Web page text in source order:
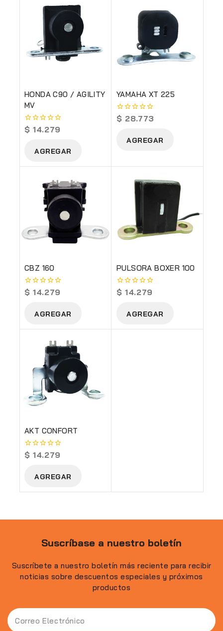
HONDA C90 / AGILITY
MV
0
out
$ 14.279
AGREGAR
YAMAHA XT 225
0
out
$ 28.773
AGREGAR
CBZ 160
0
out
$ 14.279
AGREGAR
PULSORA BOXER 100
0
out
$ 14.279
AGREGAR
AKT CONFORT
0
out
$ 14.279
AGREGAR
Suscríbase a nuestro boletín
Suscríbete a nuestro boletín más reciente para recibir
noticias sobre descuentos especiales y próximos
productos